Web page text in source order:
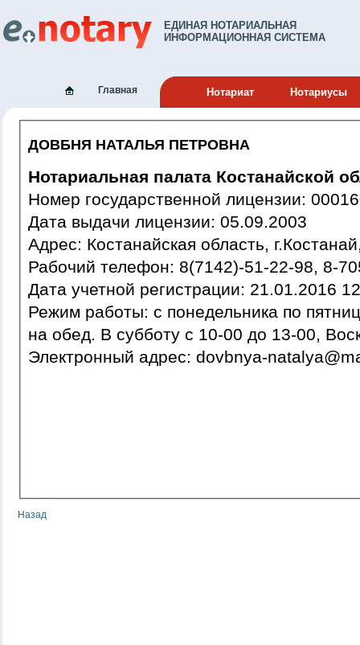
ЕДИНАЯ НОТАРИАЛЬНАЯ
ИНФОРМАЦИОННАЯ СИСТЕМА
Главная Нотариат Нотариусы
ДОВБНЯ НАТАЛЬЯ ПЕТРОВНА
Нотариальная палата Костанайской
Номер государственной
Дата выдачи лицензии: 05.09.2003
Адрес: Костанайская область,
Рабочий телефон: 8(7142)-51-22-
Дата учетной регистрации:
Режим работы: с понедельника по пятницу с 9-30 до 18-00, перерыв
на обед. В субботу с 10-00 до 13-00,
Электронный адрес: dovbnya-
Назад